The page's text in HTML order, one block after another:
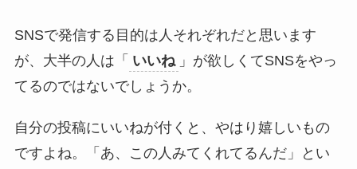
SNSで発信する目的は人それぞれだと思います
が、大半の人は「 いいね 」が欲しくてSNSをやっ
てるのではないでしょうか。
自分の投稿にいいねが付くと、やはり嬉しいもの
ですよね。「あ、この人みてくれてるんだ」とい